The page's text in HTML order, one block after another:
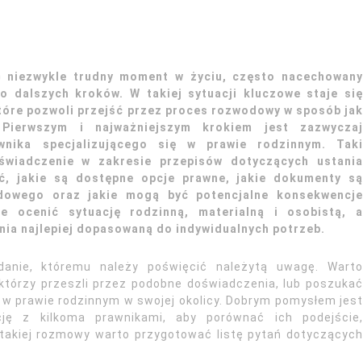
niezwykle trudny moment w życiu, często nacechowany
dalszych kroków. W takiej sytuacji kluczowe staje się
pozwoli przejść przez proces rozwodowy w sposób jak
i najważniejszym krokiem jest zazwyczaj
specjalizującego się w prawie rodzinnym. Taki
w zakresie przepisów dotyczących ustania
jakie są dostępne opcje prawne, jakie dokumenty są
oraz jakie mogą być potencjalne konsekwencje
ocenić sytuację rodzinną, materialną i osobistą, a
najlepiej dopasowaną do indywidualnych potrzeb.
któremu należy poświęcić należytą uwagę. Warto
przeszli przez podobne doświadczenia, lub poszukać
prawie rodzinnym w swojej okolicy. Dobrym pomysłem jest
z kilkoma prawnikami, aby porównać ich podejście,
rozmowy warto przygotować listę pytań dotyczących